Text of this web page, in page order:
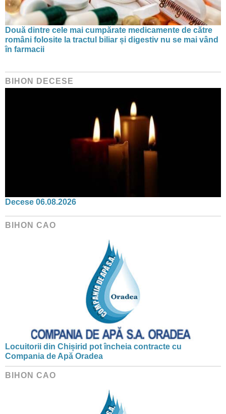
Două dintre cele mai cumpărate medicamente de către
români folosite la tractul biliar și digestiv nu se mai vând
în farmacii
BIHON DECESE
Decese 06.08.2026
BIHON CAO
Locuitorii din Chișirid pot încheia contracte cu
Compania de Apă Oradea
BIHON CAO